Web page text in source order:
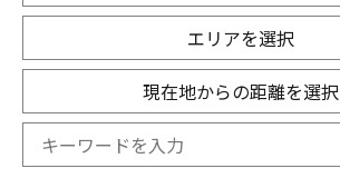
エリアを選択
現在地からの距離を選択